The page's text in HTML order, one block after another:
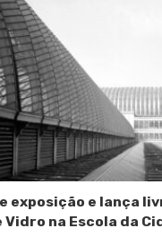
exposição e lança
Vidro na Escola da